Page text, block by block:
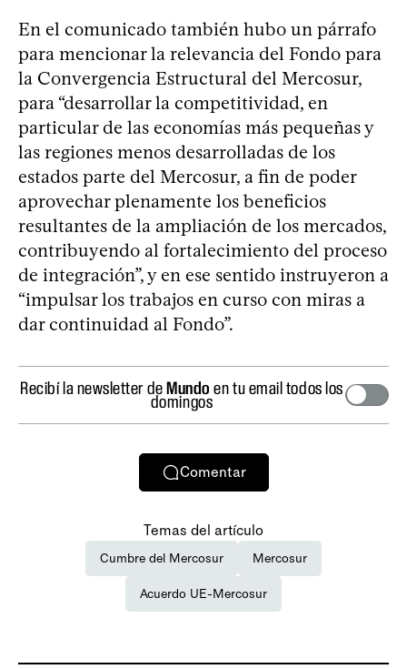
En el comunicado también hubo un párrafo
para mencionar la relevancia del Fondo para
la Convergencia Estructural del Mercosur,
para “desarrollar la competitividad, en
particular de las economías más pequeñas y
las regiones menos desarrolladas de los
estados parte del Mercosur, a fin de poder
aprovechar plenamente los beneficios
resultantes de la ampliación de los mercados,
contribuyendo al fortalecimiento del proceso
de integración”, y en ese sentido instruyeron a
“impulsar los trabajos en curso con miras a
dar continuidad al Fondo”.
Recibí la newsletter deMundo en tu email todos los
domingos
Comentar
Temas del artículo
Cumbre del Mercosur Mercosur
Acuerdo UE-Mercosur